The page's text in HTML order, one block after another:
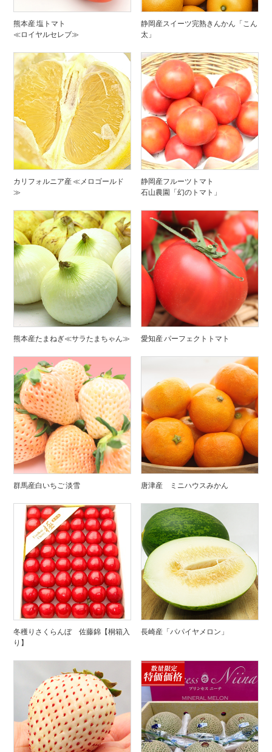
熊本産 塩トマト
≪ロイヤルセレブ≫
静岡産スイーツ完熟きんかん「こん
太」
カリフォルニア産 ≪メロゴールド
≫
静岡産フルーツトマト
石山農園「幻のトマト」
熊本産たまねぎ≪サラたまちゃん≫ 愛知産 パーフェクトトマト
群馬産白いちご 淡雪 唐津産 ミニハウスみかん
冬穫りさくらんぼ 佐藤錦【桐箱入
り】
長崎産「パパイヤメロン」